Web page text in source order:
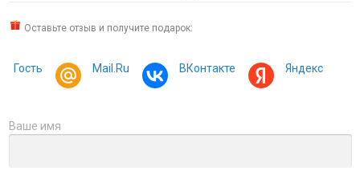
Оставьте отзыв и получите подарок:
Гость Mail.Ru ВКонтакте Яндекс
Ваше имя